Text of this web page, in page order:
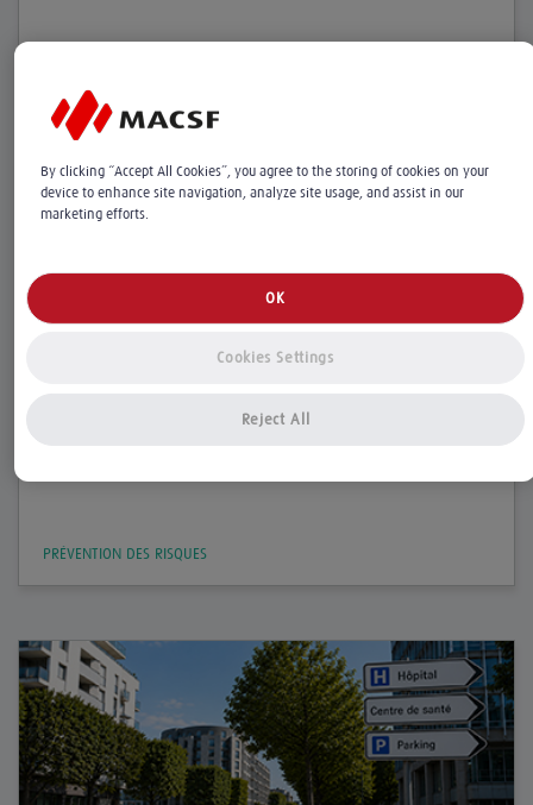
Accès aux soins : enjeux, défis et solutions
PRÉVENTION DES RISQUES
By clicking “Accept All Cookies”, you agree to the storing of cookies on your
device to enhance site navigation, analyze site usage, and assist in our
marketing efforts.
Reject All
OK
Cookies Settings